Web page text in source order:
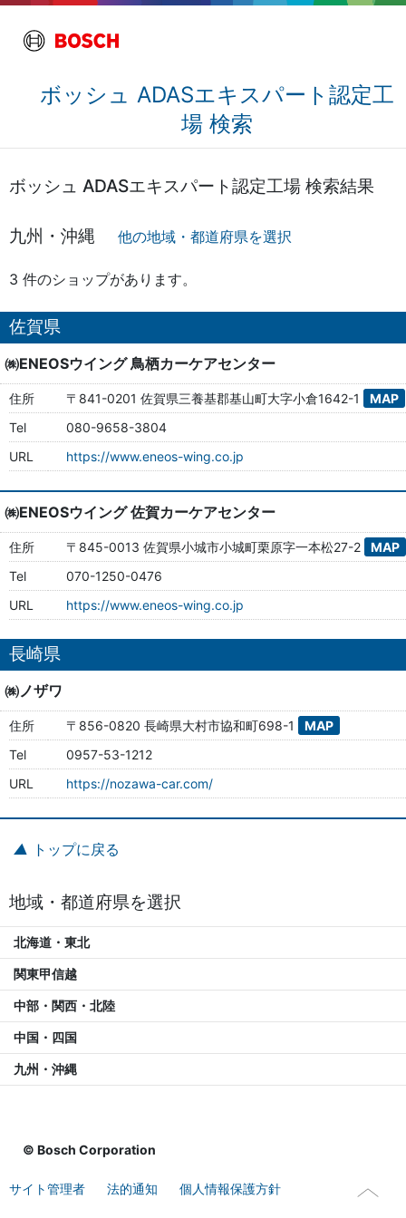
ボッシュ ADASエキスパート認定工
場 検索
ボッシュ ADASエキスパート認定工場 検索結果
九州・沖縄 他の地域・都道府県を選択
3 件のショップがあります。
佐賀県
㈱ENEOSウイング 鳥栖カーケアセンター
住所 〒841-0201 佐賀県三養基郡基山町大字小倉1642-1
MAP
Tel
080-9658-3804
URL
https://www.eneos-wing.co.jp
㈱ENEOSウイング 佐賀カーケアセンター
住所 〒845-0013 佐賀県小城市小城町栗原字一本松27-2
MAP
Tel
070-1250-0476
URL
https://www.eneos-wing.co.jp
長崎県
㈱ノザワ
住所 〒856-0820 長崎県大村市協和町698-1
MAP
Tel
0957-53-1212
URL
https://nozawa-car.com/
トップに戻る
地域・都道府県を選択
北海道・東北
関東甲信越
中部・関西・北陸
中国・四国
九州・沖縄
© Bosch Corporation
サイト管理者 法的通知 個人情報保護方針